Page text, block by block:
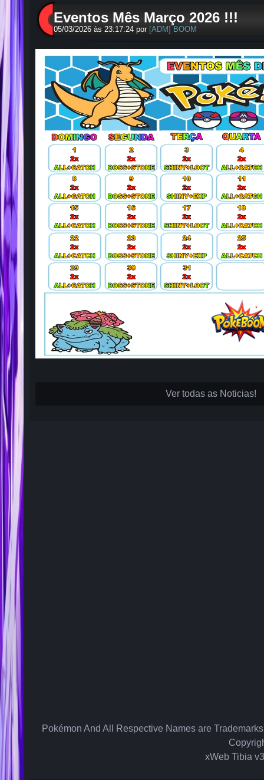
Eventos Mês Março 2026 !!!
05/03/2026 às 23:17:24 por [ADM] BOOM
Ver todas as Noticias!
Pokémon And All Respective Names are
xWeb Tibia